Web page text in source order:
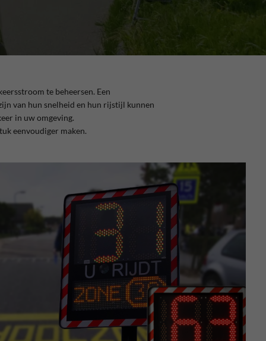
te beheersen. Een
van hun snelheid en hun rijstijl kunnen
in uw omgeving.
eenvoudiger maken.